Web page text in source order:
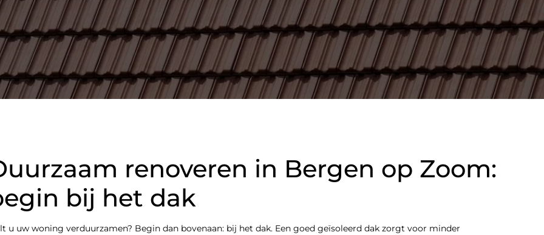
renoveren in Bergen op Zoom:
bij het dak
u uw woning verduurzamen? Begin dan bovenaan: bij het dak. Een goed geïsoleerd dak zorgt voor minder